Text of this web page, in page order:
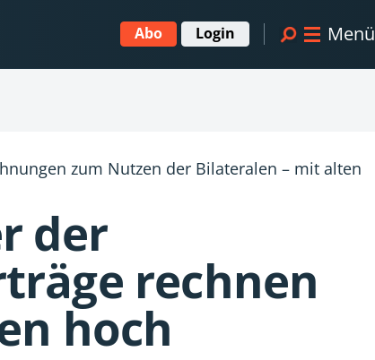
Abo Login Menü
zum Nutzen der Bilateralen – mit alten
der
rechnen
hoch